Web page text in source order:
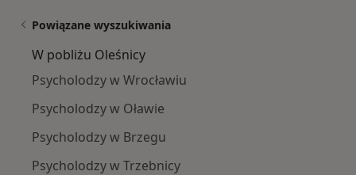
Powiązane wyszukiwania
W pobliżu Oleśnicy
Psycholodzy w Wrocławiu
Psycholodzy w Oławie
Psycholodzy w Brzegu
Psycholodzy w Trzebnicy